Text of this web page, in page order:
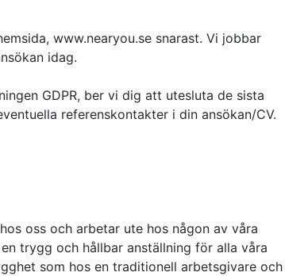
www.nearyou.se snarast. Vi jobbar
idag.
GDPR, ber vi dig att utesluta de sista
referenskontakter i din ansökan/CV.
oss och arbetar ute hos någon av våra
trygg och hållbar anställning för alla våra
som hos en traditionell arbetsgivare och